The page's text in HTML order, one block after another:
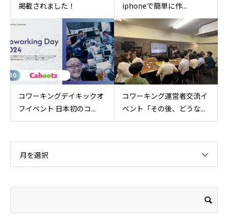
掲載されました！
iphoneで簡単に作...
コワーキングデイキックオ
フイベント 日本初のコ...
コワーキング運営者交流イ
ベント「その後、どうな...
月を選択